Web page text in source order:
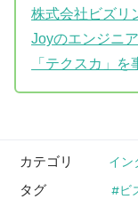
株式会社ビズリ
Joyのエンジニ
「テクスカ」を
カテゴリ イン
タグ ビ